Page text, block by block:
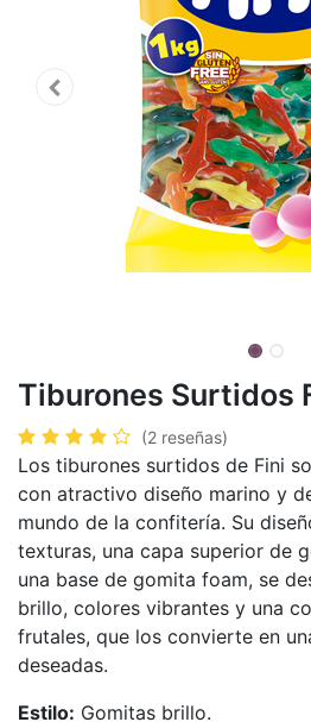
Tiburones Surtidos
(2 reseñas)
Los tiburones surtidos de Fini
con atractivo diseño marino y
mundo de la confitería. Su
texturas, una capa superior de
una base de gomita foam, se
brillo, colores vibrantes y una
frutales, que los convierte en
deseadas.
Estilo: Gomitas brillo.